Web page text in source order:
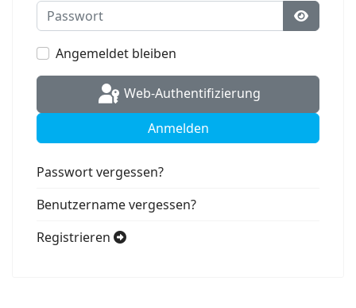
Passwort
Angemeldet bleiben
Web-Authentifizierung
Anmelden
Passwort vergessen?
Benutzername vergessen?
Registrieren